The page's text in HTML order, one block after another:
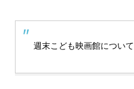
週末こども映画館について